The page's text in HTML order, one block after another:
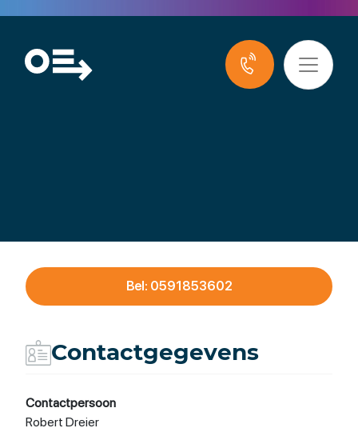
Stenden Professionals
B.V.
Bel: 0591853602
Contactgegevens
Contactpersoon
Robert Dreier